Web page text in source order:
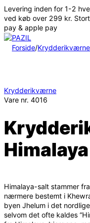
Spring
til
indhold
Levering inden for 1-2
ved køb over 299 kr.
pay & apple pay
Forside/Krydderikværne
Krydderikværne
Vare nr. 4016
Himalaya-salt stammer
nærmere bestemt i
byen Jhelum i det
selvom det ofte kaldes